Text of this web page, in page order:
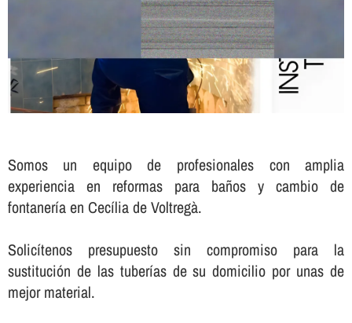
Somos un equipo de profesionales con amplia
experiencia en reformas para baños y cambio de
fontanerí­a en Cecília de Voltregà.
Solicí­tenos presupuesto sin compromiso para la
sustitución de las tuberí­as de su domicilio por unas de
mejor material.